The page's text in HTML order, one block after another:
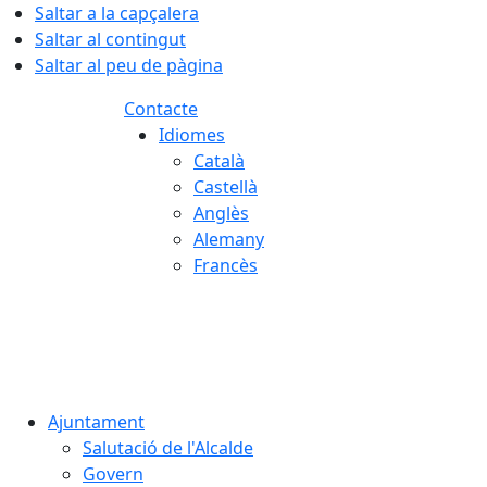
Saltar a la capçalera
Saltar al contingut
Saltar al peu de pàgina
Contacte
Idiomes
Català
Castellà
Anglès
Alemany
Francès
Ajuntament
Salutació de l'Alcalde
Govern